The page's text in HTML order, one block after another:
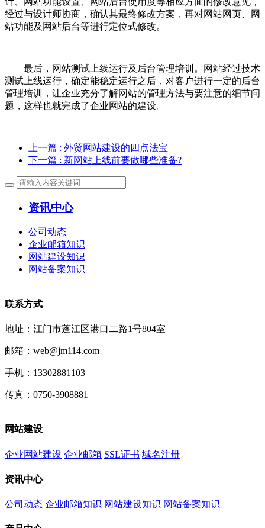
经过与设计师协商，确认其最终修改方案，再对网站网页、网
站功能及网站后台等进行定位式修改。
最后，网站测试上线运行及后台管理培训。网站经过技术
测试上线运行，确定能稳定运行之后，对客户进行一定的后台
管理培训，让企业充分了解网站的管理方法与要注意的细节问
题，这样也就完成了企业网站的建设。
上一篇 : 外贸网站建设的四点法宝
下一篇 : 新网站上线前要做哪些准备?
资讯中心
公司动态
企业邮箱知识
网站建设知识
网站备案知识
联系方式
地址：江门市蓬江区港口二路1号804室
邮箱：web@jm114.com
手机：13302881103
传真：0750-3908881
网站建设
企业网站建设 企业邮箱 SSL证书 域名注册
资讯中心
公司动态 企业邮箱知识 网站建设知识 网站备案知识